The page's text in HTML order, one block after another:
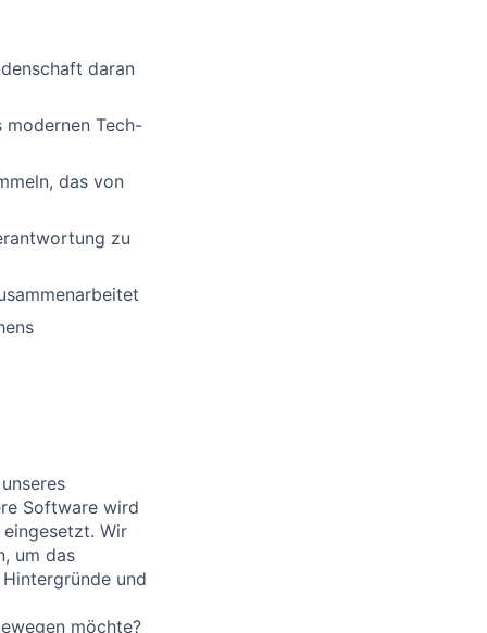
daran
modernen Tech-
das von
zu
Software wird
Wir
um das
und
möchte?